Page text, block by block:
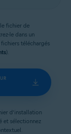
fichier de
le dans un
téléchargés
).
d’installation
et sélectionnez